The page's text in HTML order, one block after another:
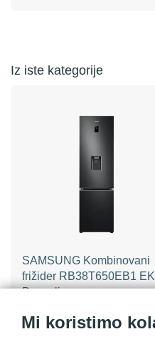
Mi koristimo
Iz iste kategorije
SAMSUNG Kombinovani
frižider RB38T650EB1
Dozvoljeno
79,742.00 RSD / KOM